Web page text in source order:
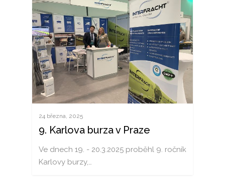
24 března, 2025
9. Karlova burza v Praze
Ve dnech 19. - 20.3.2025 proběhl 9. ročník
Karlovy burzy,…